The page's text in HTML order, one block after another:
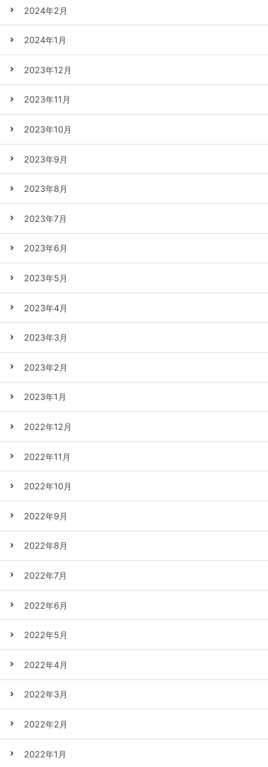
2024年2月
2024年1月
2023年12月
2023年11月
2023年10月
2023年9月
2023年8月
2023年7月
2023年6月
2023年5月
2023年4月
2023年3月
2023年2月
2023年1月
2022年12月
2022年11月
2022年10月
2022年9月
2022年8月
2022年7月
2022年6月
2022年5月
2022年4月
2022年3月
2022年2月
2022年1月